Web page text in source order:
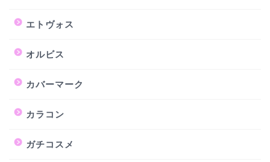
エトヴォス
オルビス
カバーマーク
カラコン
ガチコスメ